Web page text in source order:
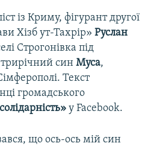
із Криму, фігурант другої
Хізб ут-Тахрір» Руслан
Строгонівка під
син Муса,
Текст
громадського
у Facebook.
що ось-ось мій син